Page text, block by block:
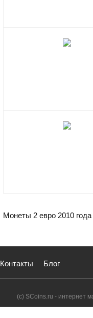
Монеты 2 евро 2010 года
Контакты Блог
(с) SCoins.ru - интернет